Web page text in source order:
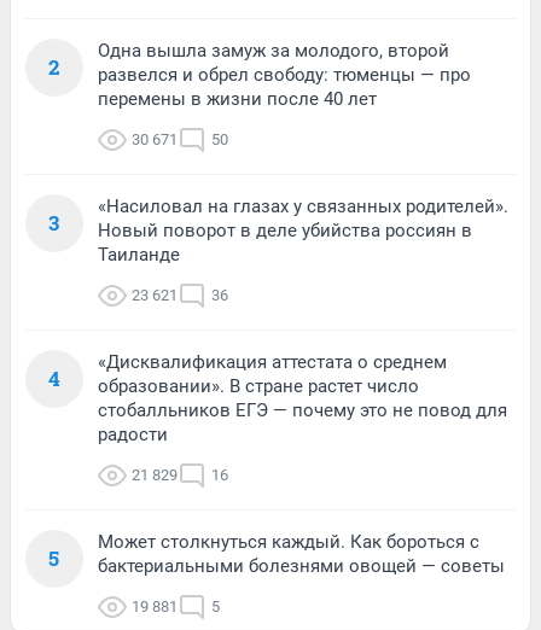
2
Одна вышла замуж за молодого, второй
развелся и обрел свободу: тюменцы — про
перемены в жизни после 40 лет
30 671 50
3
«Насиловал на глазах у связанных родителей».
Новый поворот в деле убийства россиян в
Таиланде
23 621 36
4
«Дисквалификация аттестата о среднем
образовании». В стране растет число
стобалльников ЕГЭ — почему это не повод для
радости
21 829 16
5
Может столкнуться каждый. Как бороться с
бактериальными болезнями овощей — советы
19 881 5